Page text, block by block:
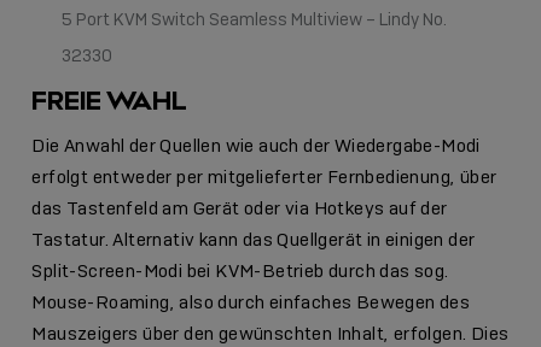
5 Port KVM Switch Seamless Multiview – Lindy No.
32330
FREIE WAHL
Die Anwahl der Quellen wie auch der Wiedergabe-Modi
erfolgt entweder per mitgelieferter Fernbedienung, über
das Tastenfeld am Gerät oder via Hotkeys auf der
Tastatur. Alternativ kann das Quellgerät in einigen der
Split-Screen-Modi bei KVM-Betrieb durch das sog.
Mouse-Roaming, also durch einfaches Bewegen des
Mauszeigers über den gewünschten Inhalt, erfolgen. Dies